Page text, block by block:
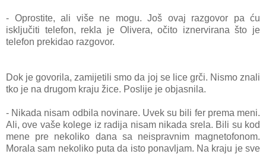
- Oprostite, ali više ne mogu. Još ovaj razgovor pa ću
isključiti telefon, rekla je Olivera, očito iznervirana što je
telefon prekidao razgovor.
Dok je govorila, zamijetili smo da joj se lice grči. Nismo znali
tko je na drugom kraju žice. Poslije je objasnila.
- Nikada nisam odbila novinare. Uvek su bili fer prema meni.
Ali, ove vaše kolege iz radija nisam nikada srela. Bili su kod
mene pre nekoliko dana sa neispravnim magnetofonom.
Morala sam nekoliko puta da isto ponavljam. Na kraju je sve